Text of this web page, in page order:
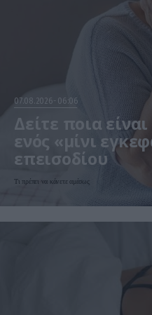
07.08.2026 06:06
Δείτε ποια
ενός «μίνι
επεισοδίου
Τι πρέπει να κάνετε αμέσως